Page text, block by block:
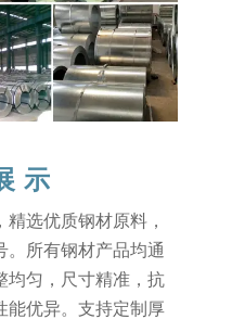
示
选优质钢材原料，
。所有钢材产品均通
均匀，尺寸精准，抗
能优异。支持定制厚